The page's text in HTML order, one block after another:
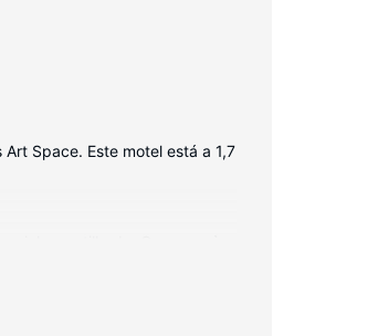
Space. Este motel está a 1,7
dispõem de um